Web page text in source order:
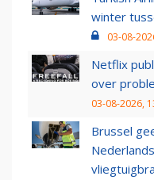
winter
03-08-
Netflix
over
03-08-2026,
Brussel